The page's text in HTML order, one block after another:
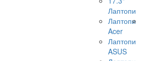
Лаптопи
Лаптопи
Acer
Лаптопи
ASUS